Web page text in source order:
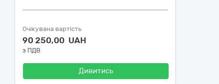
Очікувана вартість
90 250,00 UAH
з ПДВ
Дивитись